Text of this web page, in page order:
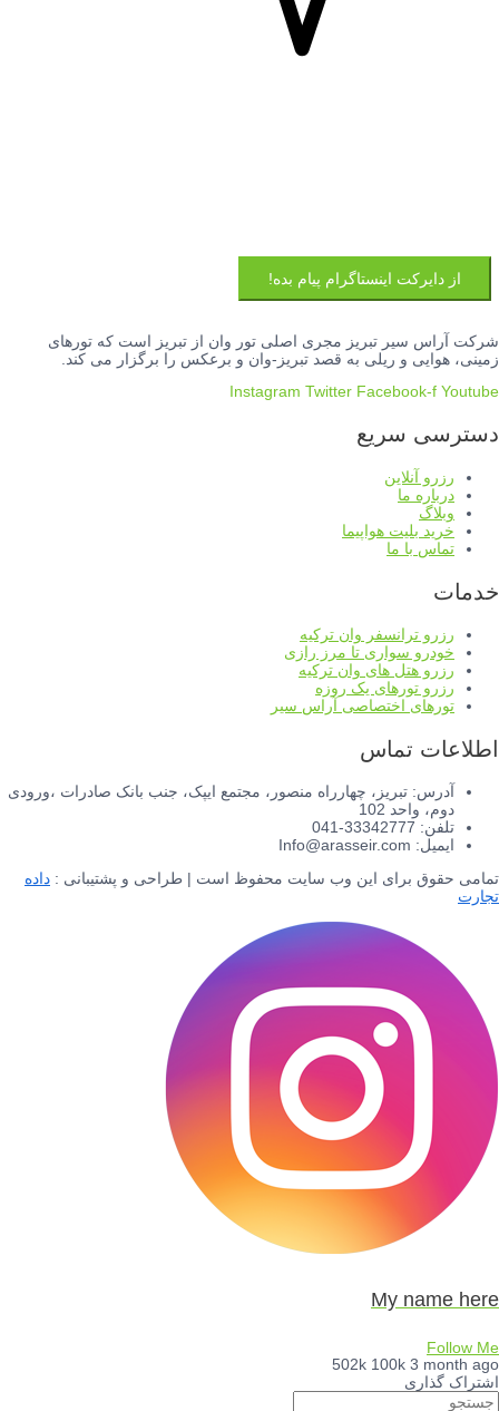
از دایرکت اینستاگرام پیام بده!
شرکت آراس سیر تبریز مجری اصلی تور وان از تبریز است که تورهای
زمینی، هوایی و ریلی به قصد تبریز-وان و برعکس را برگزار می کند.
Instagram Twitter Facebook-f Youtube
دسترسی سریع
رزرو آنلاین
درباره ما
وبلاگ
خرید بلیت هواپیما
تماس با ما
خدمات
رزرو ترانسفر وان ترکیه
خودرو سواری تا مرز رازی
رزرو هتل های وان ترکیه
رزرو تورهای یک روزه
تورهای اختصاصی آراس سیر
اطلاعات تماس
آدرس: تبریز، چهارراه منصور، مجتمع ایپک، جنب بانک صادرات ،ورودی
دوم، واحد 102
تلفن: 33342777-041
ایمیل: Info@arasseir.com
تمامی حقوق برای این وب سایت محفوظ است | طراحی و پشتیبانی : داده
تجارت
My name here
Follow Me
502k 100k 3 month ago
اشتراک گذاری